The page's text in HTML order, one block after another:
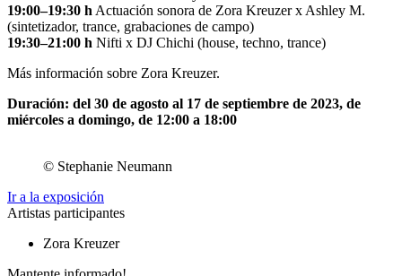
19:00–19:30 h Actuación sonora de Zora Kreuzer x Ashley M.
(sintetizador, trance, grabaciones de campo)
19:30–21:00 h Nifti x DJ Chichi (house, techno, trance)
Más información sobre Zora Kreuzer.
Duración: del 30 de agosto al 17 de septiembre de 2023, de
miércoles a domingo, de 12:00 a 18:00
© Stephanie Neumann
Ir a la exposición
Artistas participantes
Zora Kreuzer